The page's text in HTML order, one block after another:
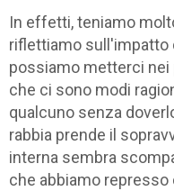
In effetti, teniamo
riflettiamo sull'impatto
possiamo metterci nei
che ci sono modi
qualcuno senza
rabbia prende il
interna sembra
che abbiamo represso